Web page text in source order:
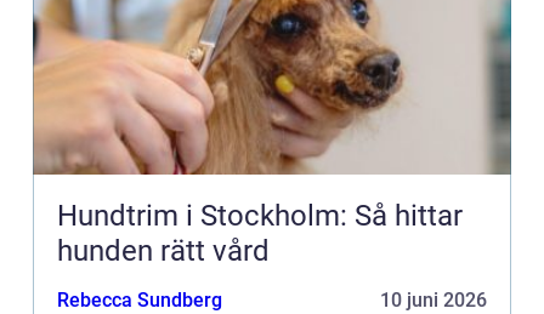
Hundtrim i Stockholm: Så hittar
hunden rätt vård
Rebecca Sundberg 10 juni 2026